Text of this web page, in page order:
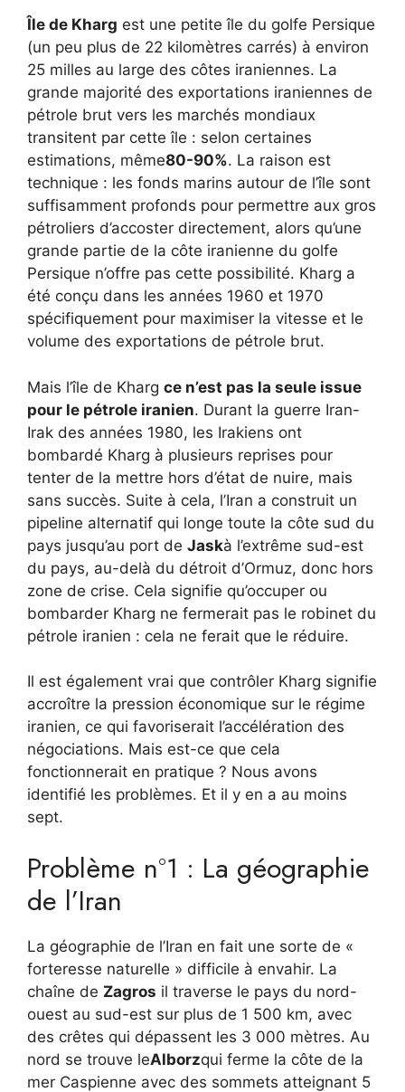
Île de Kharg est une petite île du golfe Persique
(un peu plus de 22 kilomètres carrés) à environ
25 milles au large des côtes iraniennes. La
grande majorité des exportations iraniennes de
pétrole brut vers les marchés mondiaux
transitent par cette île : selon certaines
estimations, même80-90%. La raison est
technique : les fonds marins autour de l’île sont
suffisamment profonds pour permettre aux gros
pétroliers d’accoster directement, alors qu’une
grande partie de la côte iranienne du golfe
Persique n’offre pas cette possibilité. Kharg a
été conçu dans les années 1960 et 1970
spécifiquement pour maximiser la vitesse et le
volume des exportations de pétrole brut.
Mais l’île de Kharg ce n’est pas la seule issue
pour le pétrole iranien. Durant la guerre Iran-
Irak des années 1980, les Irakiens ont
bombardé Kharg à plusieurs reprises pour
tenter de la mettre hors d’état de nuire, mais
sans succès. Suite à cela, l’Iran a construit un
pipeline alternatif qui longe toute la côte sud du
pays jusqu’au port de Jaskà l’extrême sud-est
du pays, au-delà du détroit d’Ormuz, donc hors
zone de crise. Cela signifie qu’occuper ou
bombarder Kharg ne fermerait pas le robinet du
pétrole iranien : cela ne ferait que le réduire.
Il est également vrai que contrôler Kharg signifie
accroître la pression économique sur le régime
iranien, ce qui favoriserait l’accélération des
négociations. Mais est-ce que cela
fonctionnerait en pratique ? Nous avons
identifié les problèmes. Et il y en a au moins
sept.
Problème n°1 : La géographie
de l’Iran
La géographie de l’Iran en fait une sorte de «
forteresse naturelle » difficile à envahir. La
chaîne de Zagros il traverse le pays du nord-
ouest au sud-est sur plus de 1 500 km, avec
des crêtes qui dépassent les 3 000 mètres. Au
nord se trouve leAlborzqui ferme la côte de la
mer Caspienne avec des sommets atteignant 5